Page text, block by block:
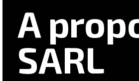
A
SARL